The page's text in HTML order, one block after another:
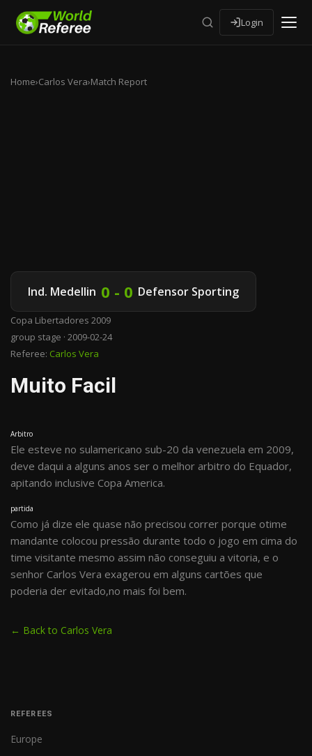
Login
Home›Carlos Vera›Match Report
Ind. Medellin 0 - 0 Defensor Sporting
Copa Libertadores 2009
group stage · 2009-02-24
Referee: Carlos Vera
Muito Facil
Arbitro
Ele esteve no sulamericano sub-20 da venezuela em 2009,
deve daqui a alguns anos ser o melhor arbitro do Equador,
apitando inclusive Copa America.
partida
Como já dize ele quase não precisou correr porque otime
mandante colocou pressão durante todo o jogo em cima do
time visitante mesmo assim não conseguiu a vitoria, e o
senhor Carlos Vera exagerou em alguns cartões que
poderia der evitado,no mais foi bem.
← Back to Carlos Vera
REFEREES
Europe